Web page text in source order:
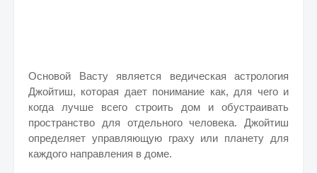
Основой Васту является ведическая астрология
Джойтиш, которая дает понимание как, для чего и
когда лучше всего строить дом и обустраивать
пространство для отдельного человека. Джойтиш
определяет управляющую граху или планету для
каждого направления в доме.